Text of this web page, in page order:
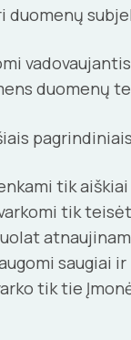
duomenų
tik
tik
saugiai
tik tie